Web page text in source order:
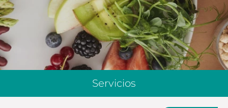
Servicios